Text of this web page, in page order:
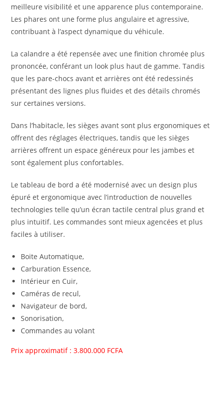
meilleure visibilité et une apparence plus contemporaine.
Les phares ont une forme plus angulaire et agressive,
contribuant à l’aspect dynamique du véhicule.
La calandre a été repensée avec une finition chromée plus
prononcée, conférant un look plus haut de gamme. Tandis
que les pare-chocs avant et arrières ont été redessinés
présentant des lignes plus fluides et des détails chromés
sur certaines versions.
Dans l’habitacle, les sièges avant sont plus ergonomiques et
offrent des réglages électriques, tandis que les sièges
arrières offrent un espace généreux pour les jambes et
sont également plus confortables.
Le tableau de bord a été modernisé avec un design plus
épuré et ergonomique avec l’introduction de nouvelles
technologies telle qu’un écran tactile central plus grand et
plus intuitif. Les commandes sont mieux agencées et plus
faciles à utiliser.
Boite Automatique,
Carburation Essence,
Intérieur en Cuir,
Caméras de recul,
Navigateur de bord,
Sonorisation,
Commandes au volant
Prix approximatif : 3.800.000 FCFA